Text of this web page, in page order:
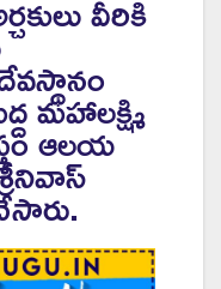
వీరికి
మహాలక్ష్మి
ఆలయ